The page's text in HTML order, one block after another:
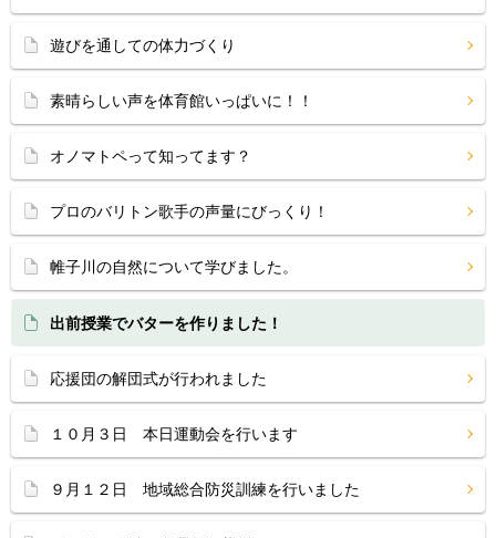
遊びを通しての体力づくり
素晴らしい声を体育館いっぱいに！！
オノマトペって知ってます？
プロのバリトン歌手の声量にびっくり！
帷子川の自然について学びました。
出前授業でバターを作りました！
応援団の解団式が行われました
１０月３日 本日運動会を行います
９月１２日 地域総合防災訓練を行いました